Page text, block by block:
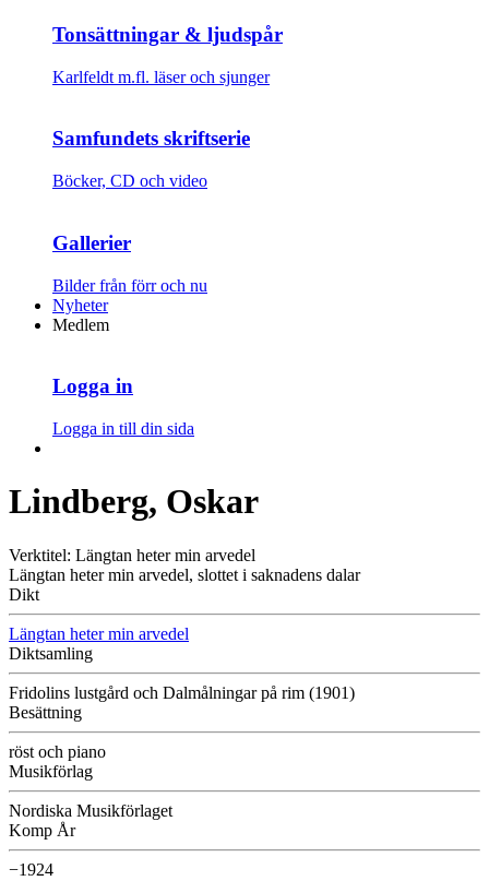
Tonsättningar & ljudspår
Karlfeldt m.fl. läser och sjunger
Samfundets skriftserie
Böcker, CD och video
Gallerier
Bilder från förr och nu
Nyheter
Medlem
Logga in
Logga in till din sida
Lindberg, Oskar
Verktitel: Längtan heter min arvedel
Längtan heter min arvedel, slottet i saknadens dalar
Dikt
Längtan heter min arvedel
Diktsamling
Fridolins lustgård och Dalmålningar på rim (1901)
Besättning
röst och piano
Musikförlag
Nordiska Musikförlaget
Komp År
−1924